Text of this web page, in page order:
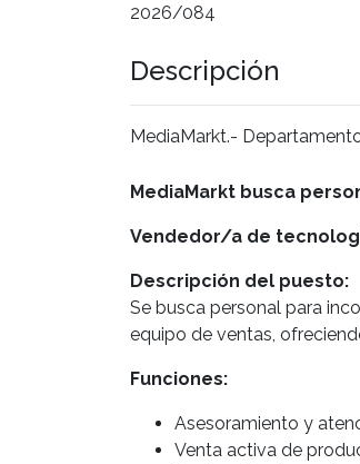
2026/084
Descripción
MediaMarkt.-
MediaMarkt busca
Vendedor/a de
Descripción del puesto:
Se busca personal para
equipo de ventas,
Funciones:
Asesoramiento y
Venta activa de